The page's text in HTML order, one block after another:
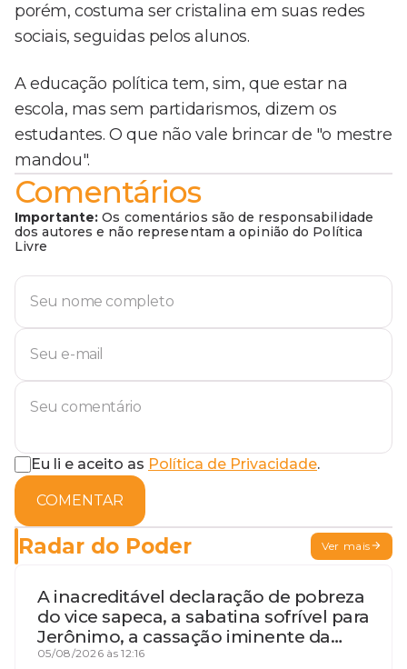
porém, costuma ser cristalina em suas redes
sociais, seguidas pelos alunos.
A educação política tem, sim, que estar na
escola, mas sem partidarismos, dizem os
estudantes. O que não vale brincar de "o mestre
mandou".
Comentários
Importante: Os comentários são de responsabilidade
dos autores e não representam a opinião do Política
Livre
Eu li e aceito as Política de Privacidade.
COMENTAR
Radar do Poder Ver mais
A inacreditável declaração de pobreza
do vice sapeca, a sabatina sofrível para
Jerônimo, a cassação iminente da
desembargadora e a vaga do Quinto
05/08/2026 às 12:16